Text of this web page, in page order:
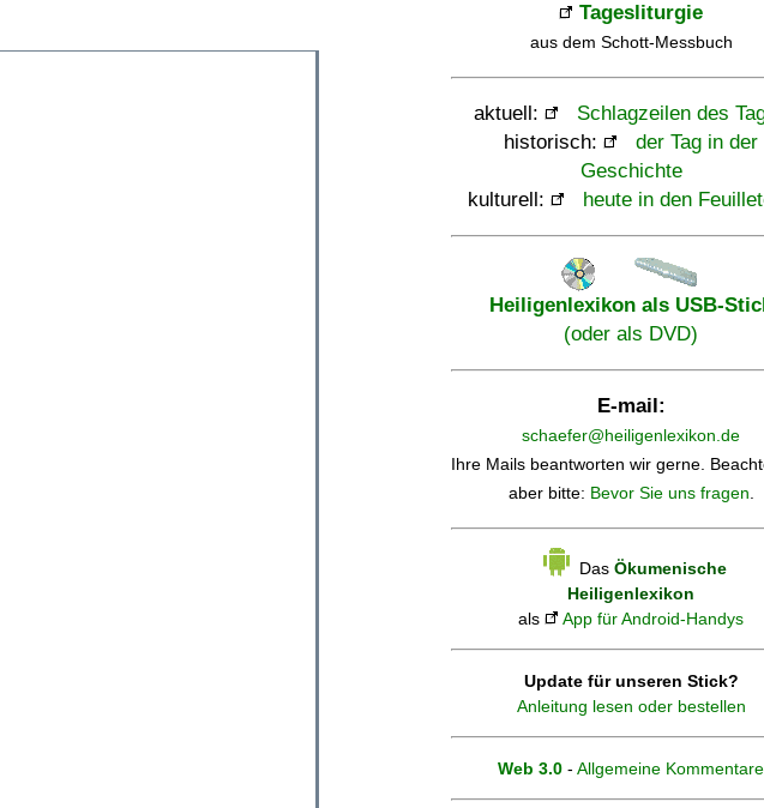
Tagesliturgie
aus dem Schott-Messbuch
aktuell:
Schlagzeilen des
historisch:
der Tag in der
Geschichte
kulturell:
heute in den
Heiligenlexikon als USB-
(oder als DVD)
E-mail:
schaefer@heiligenlexikon.de
Ihre Mails beantworten wir gerne.
aber bitte: Bevor Sie uns fragen.
Das Ökumenische
Heiligenlexikon
als
App für Android-Handys
Update für unseren Stick?
Anleitung lesen oder bestellen
Web 3.0 - Allgemeine Kommentare